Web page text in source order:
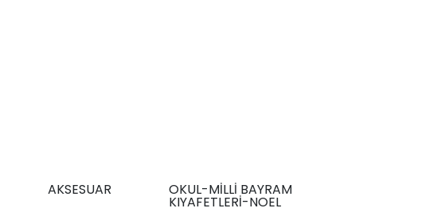
AKSESUAR OKUL-MİLLİ BAYRAM
KIYAFETLERİ-NOEL